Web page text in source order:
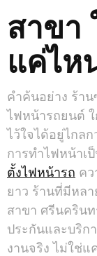
สาขา
แค่ไห
คำค้นอย่าง ร้า
ไฟหน้ารถยนต์
ไว้ใจได้อยู่ไกล
การทำไฟหน้าเ
ตั้งไฟหน้ารถ ค
ยาว ร้านที่มีหลา
สาขา ศรีนคริน
ประกันและบริก
งานจริง ไม่ใช่แ